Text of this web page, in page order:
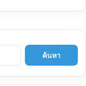
ค้นหา